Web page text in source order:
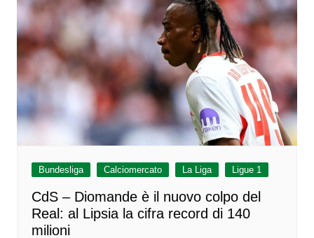
Bundesliga Calciomercato La Liga Ligue 1
CdS – Diomande è il nuovo colpo del
Real: al Lipsia la cifra record di 140
milioni